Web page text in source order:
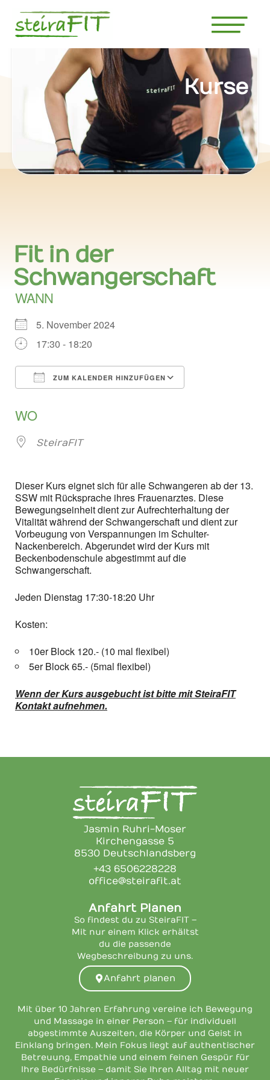
Kurse
Fit in der
Schwangerschaft
WANN
5. November 2024
17:30 - 18:20
ZUM KALENDER HINZUFÜGEN
WO
SteiraFIT
Dieser Kurs eignet sich für alle Schwangeren ab der 13.
SSW mit Rücksprache ihres Frauenarztes. Diese
Bewegungseinheit dient zur Aufrechterhaltung der
Vitalität während der Schwangerschaft und dient zur
Vorbeugung von Verspannungen im Schulter-
Nackenbereich. Abgerundet wird der Kurs mit
Beckenbodenschule abgestimmt auf die
Schwangerschaft.
Jeden Dienstag 17:30-18:20 Uhr
Kosten:
10er Block 120.- (10 mal flexibel)
5er Block 65.- (5mal flexibel)
Wenn der Kurs ausgebucht ist bitte mit SteiraFIT
Kontakt aufnehmen.
Jasmin Ruhri-Moser
Kirchengasse 5
8530 Deutschlandsberg
+43 6506228228
office@steirafit.at
Anfahrt Planen
So findest du zu SteiraFIT –
Mit nur einem Klick erhältst
du die passende
Wegbeschreibung zu uns.
Anfahrt planen
Mit über 10 Jahren Erfahrung vereine ich Bewegung
und Massage in einer Person – für individuell
abgestimmte Auszeiten, die Körper und Geist in
Einklang bringen. Mein Fokus liegt auf authentischer
Betreuung, Empathie und einem feinen Gespür für
Ihre Bedürfnisse – damit Sie Ihren Alltag mit neuer